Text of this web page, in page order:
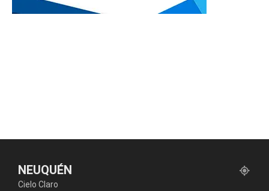
NEUQUÉN
Cielo Claro